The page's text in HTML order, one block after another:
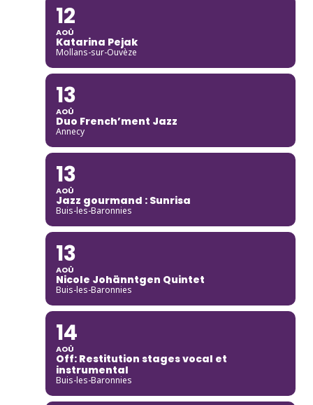
12
AOÛ
Katarina Pejak
Mollans-sur-Ouvèze
13
AOÛ
Duo French’ment Jazz
Annecy
13
AOÛ
Jazz gourmand : Sunrisa
Buis-les-Baronnies
13
AOÛ
Nicole Johänntgen Quintet
Buis-les-Baronnies
14
AOÛ
Off: Restitution stages vocal et
instrumental
Buis-les-Baronnies